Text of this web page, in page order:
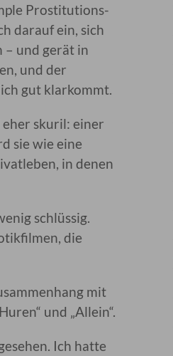
Prostitutions-
darauf ein, sich
– und gerät in
und der
gut klarkommt.
eher skuril: einer
sie wie eine
in denen
schlüssig.
die
mit
und „Allein“.
Ich hatte